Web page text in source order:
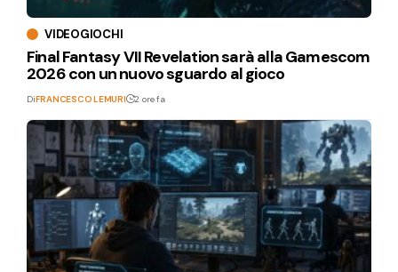
VIDEOGIOCHI
Final Fantasy VII Revelation sarà alla Gamescom
2026 con un nuovo sguardo al gioco
DiFRANCESCO LEMURI 2 ore fa